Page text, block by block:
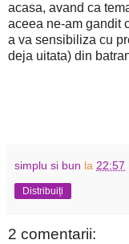
acasa, avand ca
aceea ne-am gandit
a va sensibiliza cu
deja uitata) din
simplu si bun la 22:57
Distribuiți
2 comentarii: